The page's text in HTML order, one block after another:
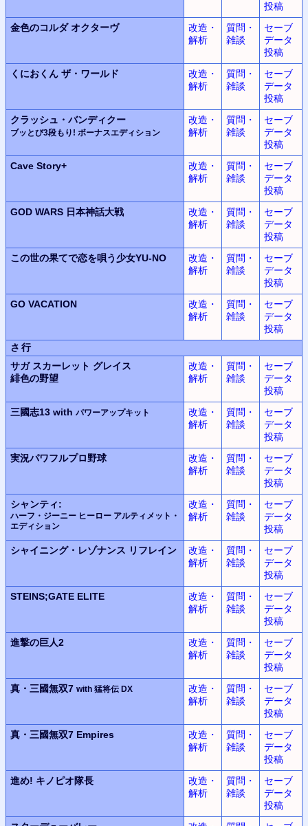
投稿
金色のコルダオクターヴ
改造・
解析
質問・
雑談
セーブ
データ
投稿
くにおくん ザ・ワールド
改造・
解析
質問・
雑談
セーブ
データ
投稿
クラッシュ・バンディクー
ブッとび3段もり! ボーナスエディション
改造・
解析
質問・
雑談
セーブ
データ
投稿
Cave Story+
改造・
解析
質問・
雑談
セーブ
データ
投稿
GOD WARS 日本神話大戦
改造・
解析
質問・
雑談
セーブ
データ
投稿
この世の果てで恋を唄う少女YU-NO
改造・
解析
質問・
雑談
セーブ
データ
投稿
GO VACATION
改造・
解析
質問・
雑談
セーブ
データ
投稿
さ行
サガ スカーレット グレイス
緋色の野望
改造・
解析
質問・
雑談
セーブ
データ
投稿
三國志13 with パワーアップキット
改造・
解析
質問・
雑談
セーブ
データ
投稿
実況パワフルプロ野球
改造・
解析
質問・
雑談
セーブ
データ
投稿
シャンティ:
ハーフ・ジーニー ヒーロー アルティメット・
エディション
改造・
解析
質問・
雑談
セーブ
データ
投稿
シャイニング・レゾナンス リフレイン
改造・
解析
質問・
雑談
セーブ
データ
投稿
STEINS;GATE ELITE
改造・
解析
質問・
雑談
セーブ
データ
投稿
進撃の巨人2
改造・
解析
質問・
雑談
セーブ
データ
投稿
真・三國無双7 with 猛将伝 DX
改造・
解析
質問・
雑談
セーブ
データ
投稿
真・三國無双7 Empires
改造・
解析
質問・
雑談
セーブ
データ
投稿
進め! キノピオ隊長
改造・
解析
質問・
雑談
セーブ
データ
投稿